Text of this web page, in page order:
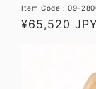
売
元:
Item Code : 09-
通
¥65,520 JPY